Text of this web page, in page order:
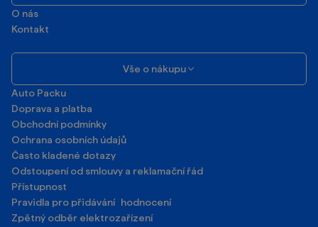
O nás
Kontakt
Vše o nákupu
Auto Packu
Doprava a platba
Obchodní podmínky
Ochrana osobních údajů
Často kladené dotazy
Odstoupení od smlouvy a reklamační řád
Přístupnost
Pravidla pro přidávání hodnocení
Zpětný odběr elektrozařízení